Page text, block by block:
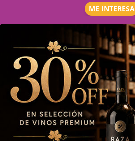
ME INTERESA